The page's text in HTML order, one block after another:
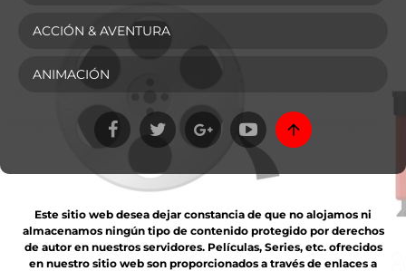
ACCIÓN & AVENTURA
ANIMACIÓN
Este sitio web desea dejar constancia de que no alojamos ni
almacenamos ningún tipo de contenido protegido por derechos
de autor en nuestros servidores. Películas, Series, etc. ofrecidos
en nuestro sitio web son proporcionados a través de enlaces a